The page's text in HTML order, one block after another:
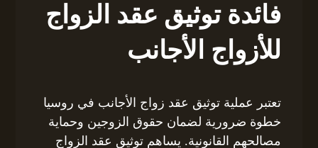
فائدة توثيق عقد الزواج
للأزواج الأجانب
تعتبر عملية توثيق عقد زواج الأجانب في روسيا
خطوة ضرورية لضمان حقوق الزوجين وحماية
مصالحهم القانونية. يساهم توثيق عقد الزواج